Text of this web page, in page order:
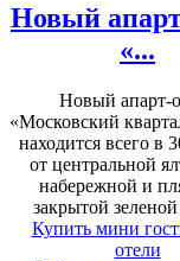
Новый
«...
Новый апарт-
«Московский
находится всего в
от центральной
набережной и
закрытой
Купить мини
отели